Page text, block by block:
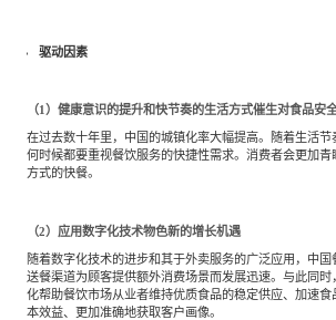
驱动因素
（1）健康意识的提升和快节奏的生活方式催生对食品安
在过去数十年里，中国的城镇化率大幅提高。随着生活
何时候都要重视餐饮服务的快捷性需求。消费者会更加
方式的快餐。
（2）应用数字化技术物色新的增长机遇
随着数字化技术的进步和其于外卖服务的广泛应用，中
送餐渠道为顾客提供额外消费场景而发展迅速。与此同
化帮助餐饮市场从业者维持优质食品的稳定供应、加速
本效益、更加准确地获取客户画像。